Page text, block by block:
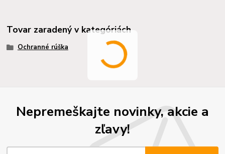
Tovar zaradený v kategóriách
Ochranné rúška
Nepremeškajte novinky, akcie a
zľavy!